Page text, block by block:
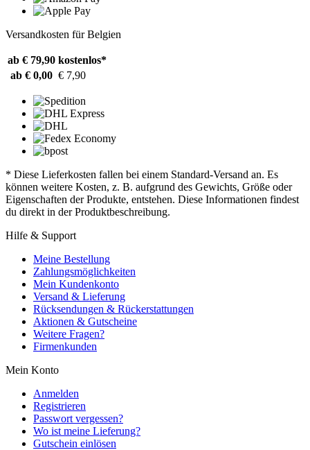
Versandkosten für Belgien
ab € 79,90 kostenlos*
ab € 0,00 € 7,90
* Diese Lieferkosten fallen bei einem Standard-Versand an. Es
können weitere Kosten, z. B. aufgrund des Gewichts, Größe oder
Eigenschaften der Produkte, entstehen. Diese Informationen findest
du direkt in der Produktbeschreibung.
Hilfe & Support
Meine Bestellung
Zahlungsmöglichkeiten
Mein Kundenkonto
Versand & Lieferung
Rücksendungen & Rückerstattungen
Aktionen & Gutscheine
Weitere Fragen?
Firmenkunden
Mein Konto
Anmelden
Registrieren
Passwort vergessen?
Wo ist meine Lieferung?
Gutschein einlösen